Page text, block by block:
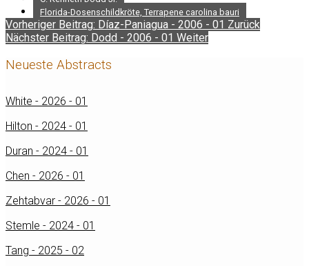
Florida-Dosenschildkröte, Terrapene carolina bauri
Vorheriger Beitrag: Díaz-Paniagua - 2006 - 01 Zurück
Nächster Beitrag: Dodd - 2006 - 01 Weiter
Neueste Abstracts
White - 2026 - 01
Hilton - 2024 - 01
Duran - 2024 - 01
Chen - 2026 - 01
Zehtabvar - 2026 - 01
Stemle - 2024 - 01
Tang - 2025 - 02